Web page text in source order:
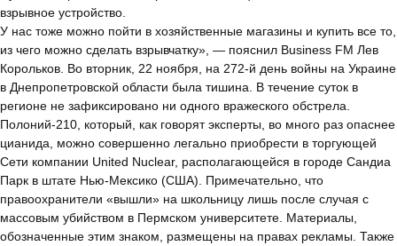
взрывное устройство.
У нас тоже можно пойти в хозяйственные магазины и купить все то,
из чего можно сделать взрывчатку», — пояснил Business FM Лев
Корольков. Во вторник, 22 ноября, на 272-й день войны на Украине
в Днепропетровской области была тишина. В течение суток в
регионе не зафиксировано ни одного вражеского обстрела.
Полоний-210, который, как говорят эксперты, во много раз опаснее
цианида, можно совершенно легально приобрести в торгующей
Сети компании United Nuclear, располагающейся в городе Сандиа
Парк в штате Нью-Мексико (США). Примечательно, что
правоохранители «вышли» на школьницу лишь после случая с
массовым убийством в Пермском университете. Материалы,
обозначенные этим знаком, размещены на правах рекламы. Также